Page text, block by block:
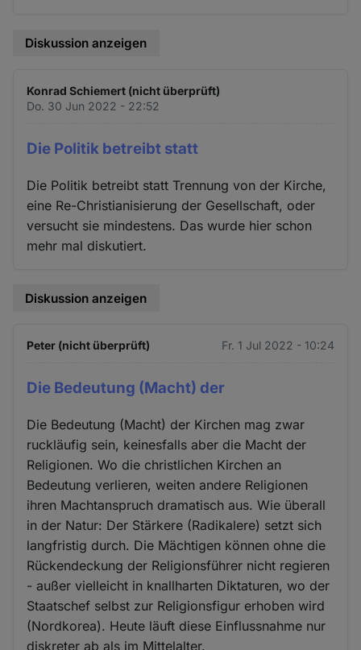
Diskussion anzeigen
Konrad Schiemert (nicht überprüft)
Do. 30 Jun 2022 - 22:52
Die Politik betreibt statt
Die Politik betreibt statt Trennung von der Kirche,
eine Re-Christianisierung der Gesellschaft, oder
versucht sie mindestens. Das wurde hier schon
mehr mal diskutiert.
Diskussion anzeigen
Peter (nicht überprüft) Fr. 1 Jul 2022 - 10:24
Die Bedeutung (Macht) der
Die Bedeutung (Macht) der Kirchen mag zwar
ruckläufig sein, keinesfalls aber die Macht der
Religionen. Wo die christlichen Kirchen an
Bedeutung verlieren, weiten andere Religionen
ihren Machtanspruch dramatisch aus. Wie überall
in der Natur: Der Stärkere (Radikalere) setzt sich
langfristig durch. Die Mächtigen können ohne die
Rückendeckung der Religionsführer nicht regieren
- außer vielleicht in knallharten Diktaturen, wo der
Staatschef selbst zur Religionsfigur erhoben wird
(Nordkorea). Heute läuft diese Einflussnahme nur
diskreter ab als im Mittelalter.